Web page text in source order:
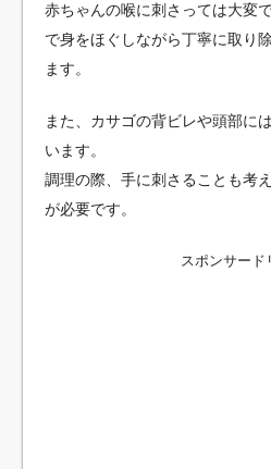
赤ちゃんの喉に刺さっては大変
で身をほぐしながら丁寧に取り
ます。
また、カサゴの背ビレや頭部に
います。
調理の際、手に刺さることも考
が必要です。
スポンサード